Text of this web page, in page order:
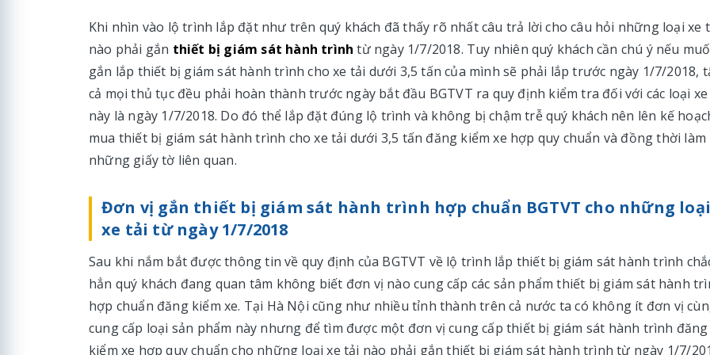
Khi nhìn vào lộ trình lắp đặt như trên quý khách đã thấy rõ nhất câu trả lời cho câu hỏi những loại xe
nào phải gắn thiết bị giám sát hành trình từ ngày 1/7/2018. Tuy nhiên quý khách cần chú ý nếu
gắn lắp thiết bị giám sát hành trình cho xe tải dưới 3,5 tấn của mình sẽ phải lắp trước ngày 1/7/2018,
cả mọi thủ tục đều phải hoàn thành trước ngày bắt đầu BGTVT ra quy định kiểm tra đối với các loại
này là ngày 1/7/2018. Do đó thể lắp đặt đúng lộ trình và không bị chậm trễ quý khách nên lên kế
mua thiết bị giám sát hành trình cho xe tải dưới 3,5 tấn đăng kiểm xe hợp quy chuẩn và đồng thời làm
những giấy tờ liên quan.
Đơn vị gắn thiết bị giám sát hành trình hợp chuẩn BGTVT cho những loại
xe tải từ ngày 1/7/2018
Sau khi nắm bắt được thông tin về quy định của BGTVT về lộ trình lắp thiết bị giám sát hành trình
hẳn quý khách đang quan tâm không biết đơn vị nào cung cấp các sản phẩm thiết bị giám sát hành
hợp chuẩn đăng kiểm xe. Tại Hà Nội cũng như nhiều tỉnh thành trên cả nước ta có không ít đơn vị
cung cấp loại sản phẩm này nhưng để tìm được một đơn vị cung cấp thiết bị giám sát hành trình đăng
kiểm xe hợp quy chuẩn cho những loại xe tải nào phải gắn thiết bị giám sát hành trình từ ngày 1/7/